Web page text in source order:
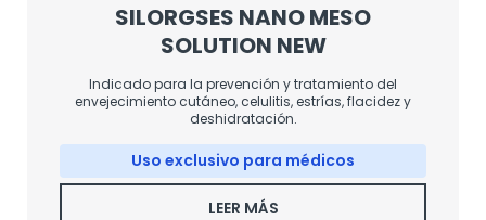
SILORGSES NANO MESO
SOLUTION NEW
Indicado para la prevención y tratamiento del
envejecimiento cutáneo, celulitis, estrías, flacidez y
deshidratación.
Uso exclusivo para médicos
LEER MÁS